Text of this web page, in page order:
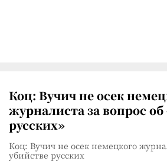
Коц: Вучич не осек
журналиста за вопрос
русских»
Коц: Вучич не осек немецкого
убийстве русских